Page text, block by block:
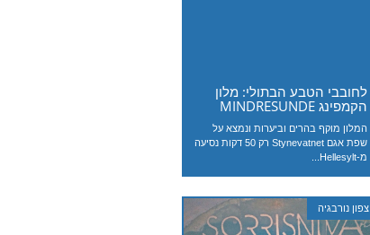
לחובבי הטבע הבתולי: מלון
הקמפינג MINDRESUNDE
המלון מוקף בהרים וביערות ונמצא על
שפת אגם Stynevatnet רק 50 דקות נסיעה
מ-Hellesylt...
צפון נורבגיה